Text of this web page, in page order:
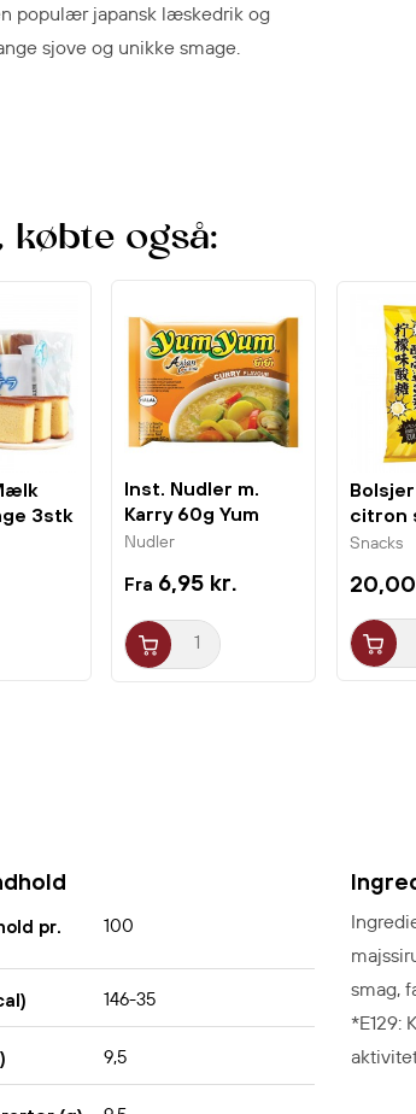
populær japansk læskedrik og
sjove og unikke smage.
pr.
100
146-35
9,5
smag,
*E129:
købte også:
3stk
Inst. Nudler m.
Karry 60g Yum
Yum
Nudler
Fra 6,95 kr.
citron
Bonumii
Snacks